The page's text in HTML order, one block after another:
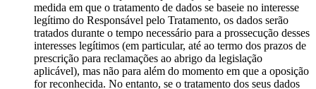
medida em que o tratamento de dados se baseie no interesse
legítimo do Responsável pelo Tratamento, os dados serão
tratados durante o tempo necessário para a prossecução desses
interesses legítimos (em particular, até ao termo dos prazos de
prescrição para reclamações ao abrigo da legislação
aplicável), mas não para além do momento em que a oposição
for reconhecida. No entanto, se o tratamento dos seus dados